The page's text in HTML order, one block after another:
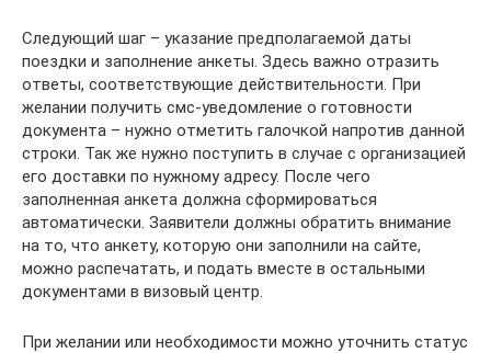
Следующий шаг – указание предполагаемой даты
поездки и заполнение анкеты. Здесь важно отразить
ответы, соответствующие действительности. При
желании получить смс-уведомление о готовности
документа – нужно отметить галочкой напротив данной
строки. Так же нужно поступить в случае с организацией
его доставки по нужному адресу. После чего
заполненная анкета должна сформироваться
автоматически. Заявители должны обратить внимание
на то, что анкету, которую они заполнили на сайте,
можно распечатать, и подать вместе в остальными
документами в визовый центр.
При желании или необходимости можно уточнить статус